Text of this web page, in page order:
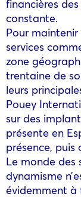
financières
constante.
Pour
services
zone
trentaine de
leurs
Pouey
sur des
présente en
présence,
Le monde
dynamisme
évidemment à